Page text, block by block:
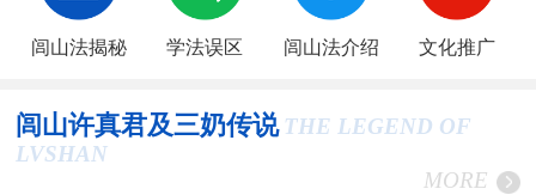
闾山法揭秘 学法误区 闾山法介绍 文化推广
闾山许真君及三奶传说 THE LEGEND OF
LVSHAN
MORE